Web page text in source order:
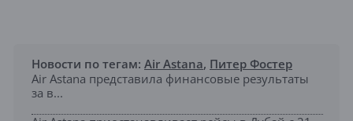
Новости по тегам: Air Astana, Питер Фостер
Air Astana представила финансовые результаты
за в...